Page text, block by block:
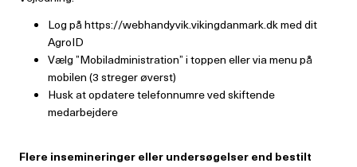
Log på https://webhandyvik.vikingdanmark.dk med dit
AgroID
Vælg ”Mobiladministration” i toppen eller via menu på
mobilen (3 streger øverst)
Husk at opdatere telefonnumre ved skiftende
medarbejdere
Flere insemineringer eller undersøgelser end bestilt